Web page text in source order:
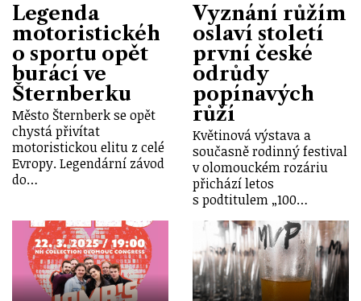
Legenda
motoristickéh
o sportu opět
burácí ve
Šternberku
Město Šternberk se opět
chystá přivítat
motoristickou elitu z celé
Evropy. Legendární závod
do…
Vyznání růžím
oslaví století
první české
odrůdy
popínavých
růží
Květinová výstava a
současně rodinný festival
v olomouckém rozáriu
přichází letos
s podtitulem „100…